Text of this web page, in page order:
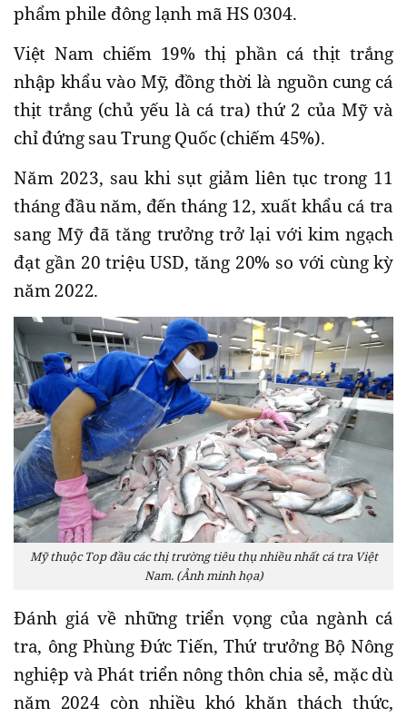
phẩm phile đông lạnh mã HS 0304.
Việt Nam chiếm 19% thị phần cá thịt trắng
nhập khẩu vào Mỹ, đồng thời là nguồn cung cá
thịt trắng (chủ yếu là cá tra) thứ 2 của Mỹ và
chỉ đứng sau Trung Quốc (chiếm 45%).
Năm 2023, sau khi sụt giảm liên tục trong 11
tháng đầu năm, đến tháng 12, xuất khẩu cá tra
sang Mỹ đã tăng trưởng trở lại với kim ngạch
đạt gần 20 triệu USD, tăng 20% so với cùng kỳ
năm 2022.
Mỹ thuộc Top đầu các thị trường tiêu thụ nhiều nhất cá tra Việt
Nam. (Ảnh minh họa)
Đánh giá về những triển vọng của ngành cá
tra, ông Phùng Đức Tiến, Thứ trưởng Bộ Nông
nghiệp và Phát triển nông thôn chia sẻ, mặc dù
năm 2024 còn nhiều khó khăn thách thức,